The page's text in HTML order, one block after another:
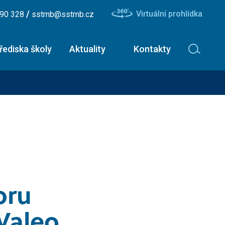
školy Aktuality Kontakty
328 / sstrnb@sstrnb.cz Virtuální prohlídka